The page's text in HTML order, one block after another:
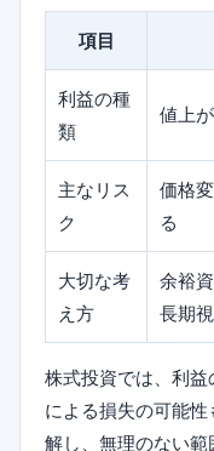
項目
利益の種
類
値上
主なリス
ク
価格
る
大切な考
え方
余裕
長期
株式投資では、利
による損失の可能
解し、無理のない範